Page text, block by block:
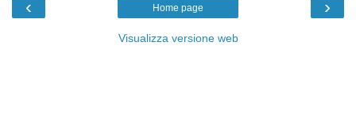
‹ ›
Home page
Visualizza versione web